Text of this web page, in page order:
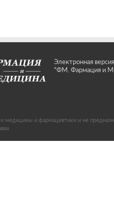
Электронная
"ФМ. Фармация и
медицины и фармацевтики и не